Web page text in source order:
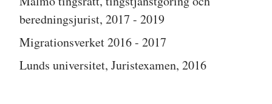
beredningsjurist, 2017 - 2019
Migrationsverket 2016 - 2017
Lunds universitet, Juristexamen, 2016